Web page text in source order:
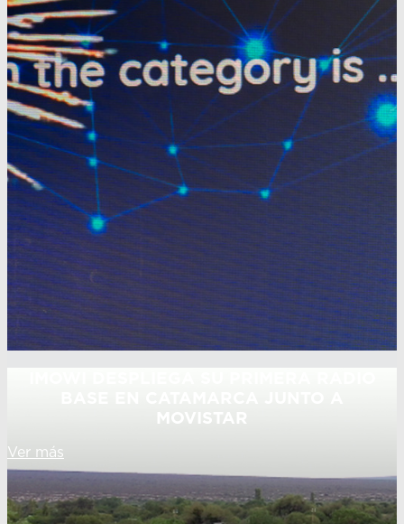
MOVISTAR
Ver más